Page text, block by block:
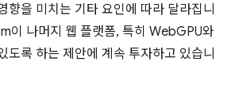
향을 미치는 기타 요인에 따라 달라집니
이 나머지 웹 플랫폼, 특히 WebGPU와
도록 하는 제안에 계속 투자하고 있습니